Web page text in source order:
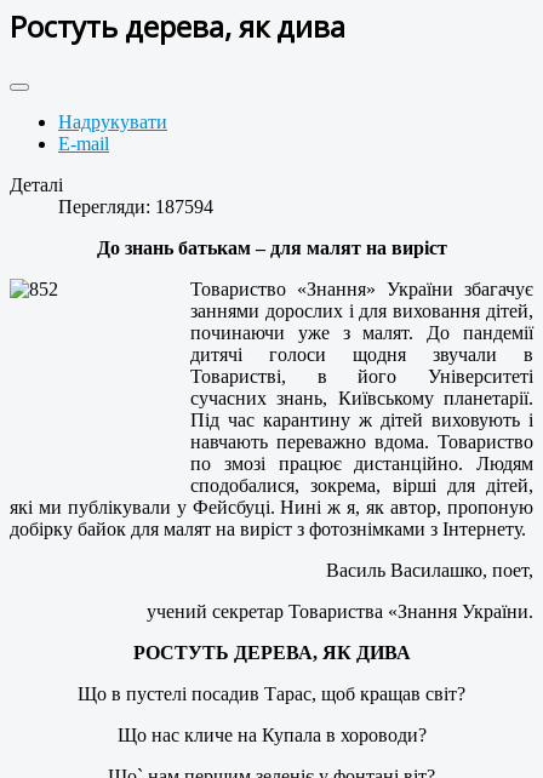
Ростуть дерева, як дива
Надрукувати
E-mail
Деталі
Перегляди: 187594
До знань батькам – для малят на виріст
Товариство «Знання» України збагачує
заннями дорослих і для виховання дітей,
починаючи уже з малят. До пандемії
дитячі голоси щодня звучали в
Товаристві, в його Університеті
сучасних знань, Київському планетарії.
Під час карантину ж дітей виховують і
навчають переважно вдома. Товариство
по змозі працює дистанційно. Людям
сподобалися, зокрема, вірші для дітей,
які ми публікували у Фейсбуці. Нині ж я, як автор, пропоную
добірку байок для малят на виріст з фотознімками з Інтернету.
Василь Василашко, поет,
учений секретар Товариства «Знання України.
РОСТУТЬ ДЕРЕВА, ЯК ДИВА
Що в пустелі посадив Тарас, щоб кращав світ?
Що нас кличе на Купала в хороводи?